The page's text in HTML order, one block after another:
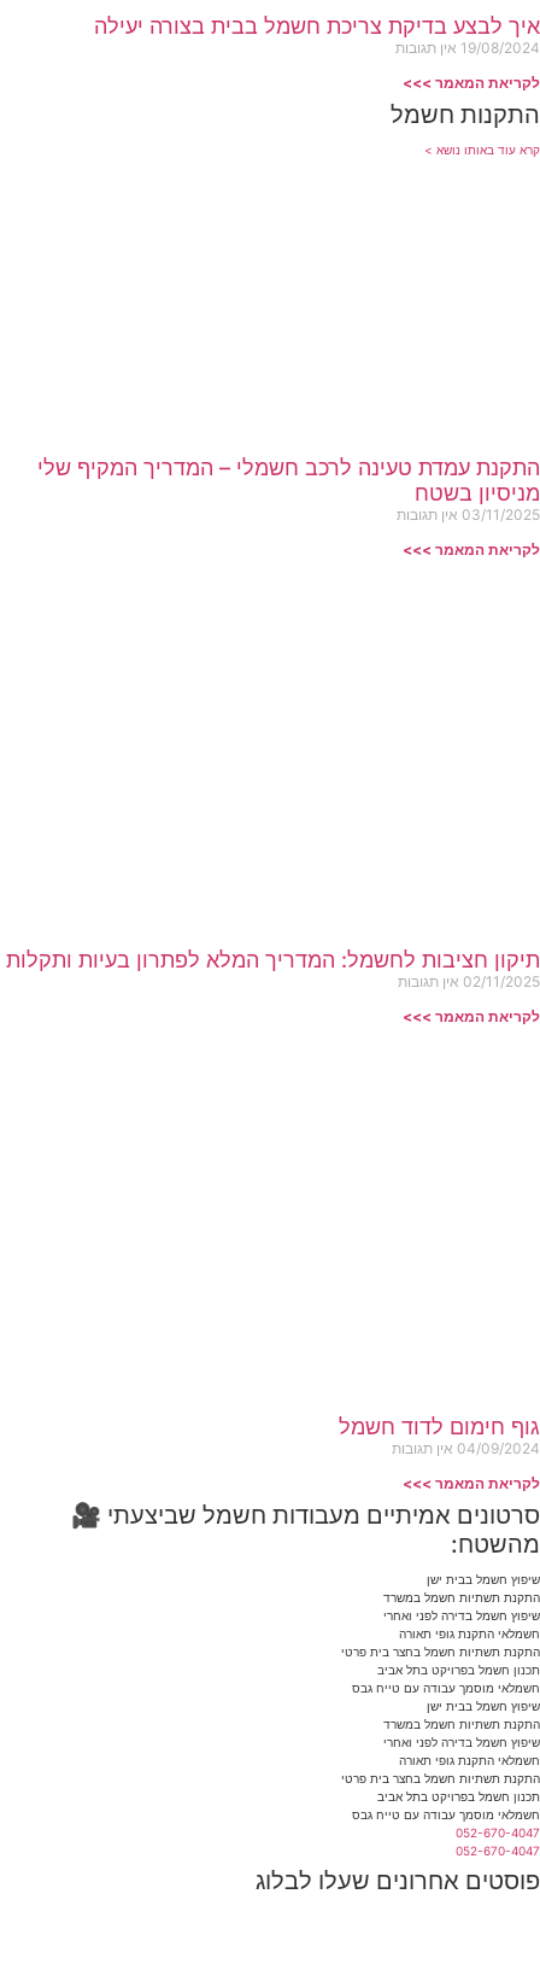
איך לבצע בדיקת צריכת חשמל בבית בצורה יעילה
19/08/2024 אין תגובות
לקריאת המאמר >>>
התקנות חשמל
קרא עוד באותו נושא >
התקנת עמדת טעינה לרכב חשמלי – המדריך המקיף שלי
מניסיון בשטח
03/11/2025 אין תגובות
לקריאת המאמר >>>
תיקון חציבות לחשמל: המדריך המלא לפתרון בעיות ותקלות
02/11/2025 אין תגובות
לקריאת המאמר >>>
גוף חימום לדוד חשמל
04/09/2024 אין תגובות
לקריאת המאמר >>>
סרטונים אמיתיים מעבודות חשמל שביצעתי 🎥
מהשטח:
שיפוץ חשמל בבית ישן
התקנת תשתיות חשמל במשרד
שיפוץ חשמל בדירה לפני ואחרי
חשמלאי התקנת גופי תאורה
התקנת תשתיות חשמל בחצר בית פרטי
תכנון חשמל בפרויקט בתל אביב
חשמלאי מוסמך עבודה עם טייח גבס
שיפוץ חשמל בבית ישן
התקנת תשתיות חשמל במשרד
שיפוץ חשמל בדירה לפני ואחרי
חשמלאי התקנת גופי תאורה
התקנת תשתיות חשמל בחצר בית פרטי
תכנון חשמל בפרויקט בתל אביב
חשמלאי מוסמך עבודה עם טייח גבס
052-670-4047
052-670-4047
פוסטים אחרונים שעלו לבלוג